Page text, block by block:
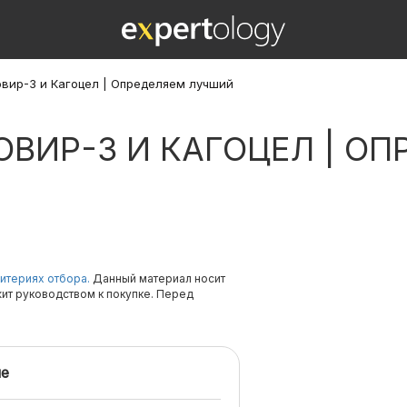
3 и Кагоцел | Определяем лучший
3 И КАГОЦЕЛ |
отбора. Данный материал носит
руководством к покупке. Перед